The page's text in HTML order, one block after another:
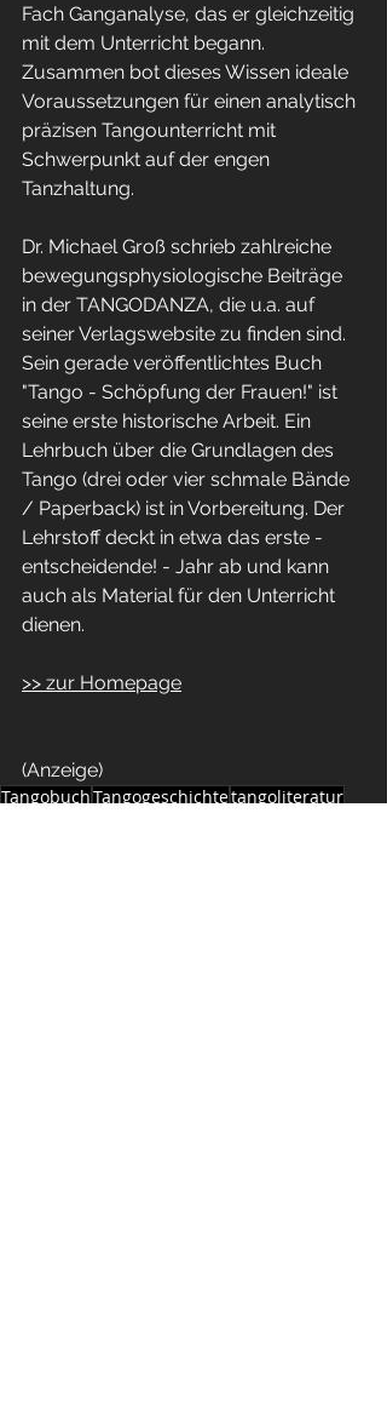
Fach Ganganalyse, das er gleichzeitig
mit dem Unterricht begann.
Zusammen bot dieses Wissen ideale
Voraussetzungen für einen analytisch
präzisen Tangounterricht mit
Schwerpunkt auf der engen
Tanzhaltung.
Dr. Michael Groß schrieb zahlreiche
bewegungsphysiologische Beiträge
in der TANGODANZA, die u.a. auf
seiner Verlagswebsite zu finden sind.
Sein gerade veröffentlichtes Buch
"Tango - Schöpfung der Frauen!" ist
seine erste historische Arbeit. Ein
Lehrbuch über die Grundlagen des
Tango (drei oder vier schmale Bände
/ Paperback) ist in Vorbereitung. Der
Lehrstoff deckt in etwa das erste -
entscheidende! - Jahr ab und kann
auch als Material für den Unterricht
dienen.
>> zur Homepage
(Anzeige)
TangobuchTangogeschichtetangoliteratur